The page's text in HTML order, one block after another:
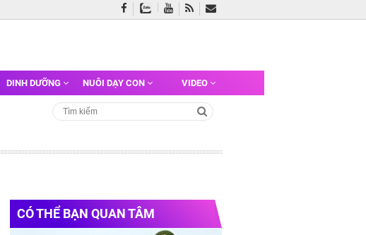
DINH DƯỠNG NUÔI DẠY CON VIDEO
CÓ THỂ BẠN QUAN TÂM